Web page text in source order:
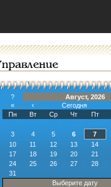
?
Август, 2026
«
‹ Сегодня
Пн
Вт Ср Чт Пт
3
4 5 6 7
10
11 12 13 14
17
18 19 20 21
24
25 26 27 28
31
Выберите дату